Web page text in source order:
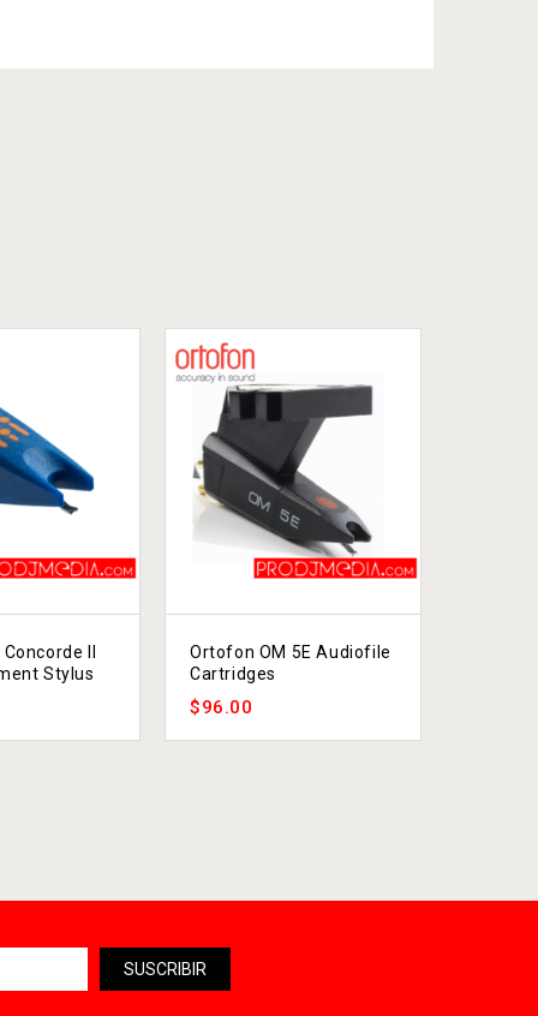
II
Stylus
Ortofon OM 5E Audiofile
Cartridges
$96.00